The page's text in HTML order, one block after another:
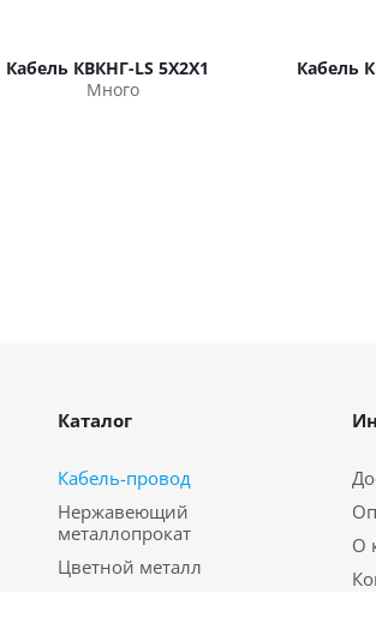
Кабель КВКНГ-LS 5Х2Х1
Много
Кабель
Каталог
Кабель-провод
Нержавеющий
металлопрокат
Цветной металл
О